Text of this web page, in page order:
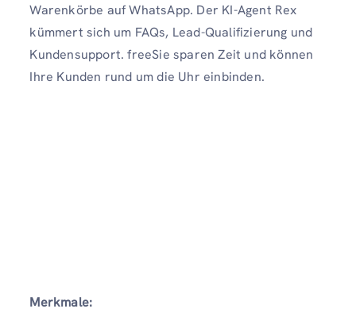
Warenkörbe auf WhatsApp. Der KI-Agent Rex
kümmert sich um FAQs, Lead-Qualifizierung und
Kundensupport. freeSie sparen Zeit und können
Ihre Kunden rund um die Uhr einbinden.
Merkmale: